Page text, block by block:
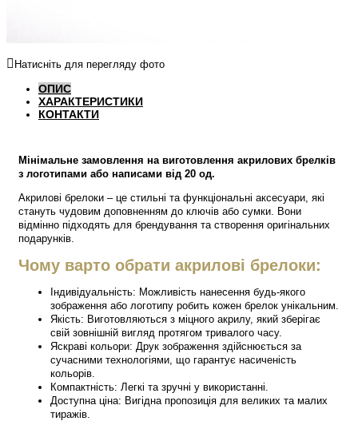
Натисніть для перегляду фото
ОПИС
ХАРАКТЕРИСТИКИ
КОНТАКТИ
Мінімальне замовлення на виготовлення акрилових брелків
з логотипами або написами від 20 од.
Акрилові брелоки – це стильні та функціональні аксесуари, які
стануть чудовим доповненням до ключів або сумки. Вони
відмінно підходять для брендування та створення оригінальних
подарунків.
Чому варто обрати акрилові брелоки:
Індивідуальність: Можливість нанесення будь-якого
зображення або логотипу робить кожен брелок унікальним.
Якість: Виготовляються з міцного акрилу, який зберігає
свій зовнішній вигляд протягом тривалого часу.
Яскраві кольори: Друк зображення здійснюється за
сучасними технологіями, що гарантує насиченість
кольорів.
Компактність: Легкі та зручні у використанні.
Доступна ціна: Вигідна пропозиція для великих та малих
тиражів.